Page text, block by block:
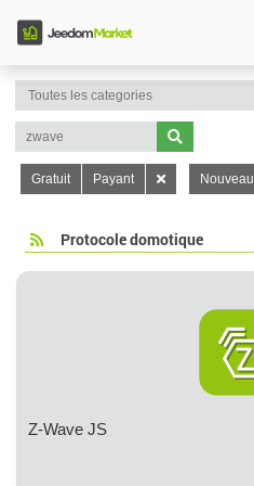
Gratuit Payant Nouveau
Protocole domotique
Z-Wave JS